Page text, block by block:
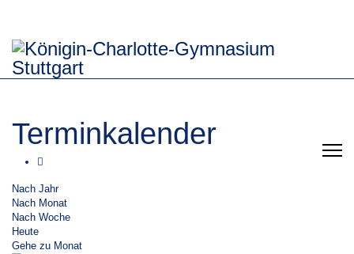
Terminkalender
Nach Jahr
Nach Monat
Nach Woche
Heute
Gehe zu Monat